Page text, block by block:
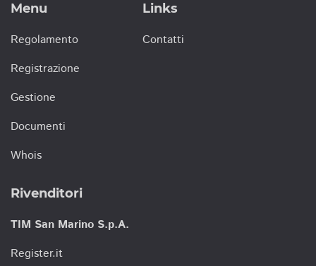
Menu
Regolamento
Registrazione
Gestione
Documenti
Whois
Links
Contatti
Rivenditori
TIM San Marino S.p.A.
Register.it